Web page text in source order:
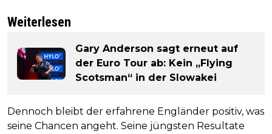
Weiterlesen
Gary Anderson sagt erneut auf
der Euro Tour ab: Kein „Flying
Scotsman“ in der Slowakei
Dennoch bleibt der erfahrene Engländer positiv, was
seine Chancen angeht. Seine jüngsten Resultate